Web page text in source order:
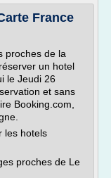
France
proches de la
un hotel
le Jeudi 26
et sans
Booking.com,
les hotels
proches de Le